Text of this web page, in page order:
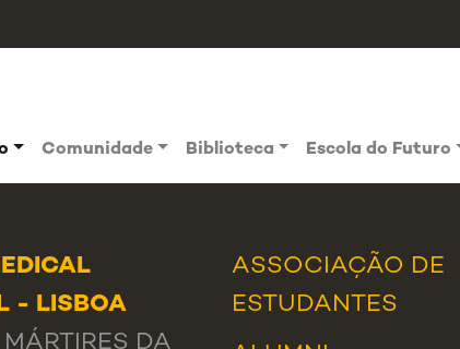
Comunidade Biblioteca Escola do Futuro
- LISBOA
DA
ASSOCIAÇÃO DE
ESTUDANTES